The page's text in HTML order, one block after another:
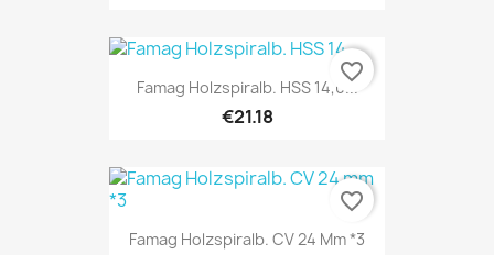
Famag Holzspiralb. HSS 14,0...
€21.18
favorite_border
Famag Holzspiralb. CV 24 Mm *3
favorite_border